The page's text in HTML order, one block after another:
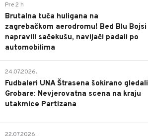
Pre 2 h
Brutalna tuča huligana na
zagrebačkom aerodromu! Bed Blu Bojsi
napravili sačekušu, navijači padali po
automobilima
24.07.2026.
Fudbaleri UNA Štrasena šokirano gledali
Grobare: Nevjerovatna scena na kraju
utakmice Partizana
22.07.2026.